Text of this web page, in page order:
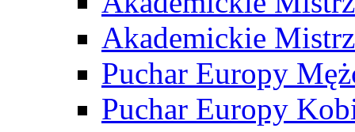
Akademickie
Puchar Europy
Puchar Europy